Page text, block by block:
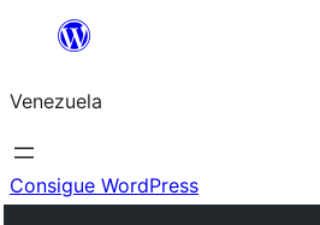
Saltar
contenido
Venezuela
Consigue WordPress